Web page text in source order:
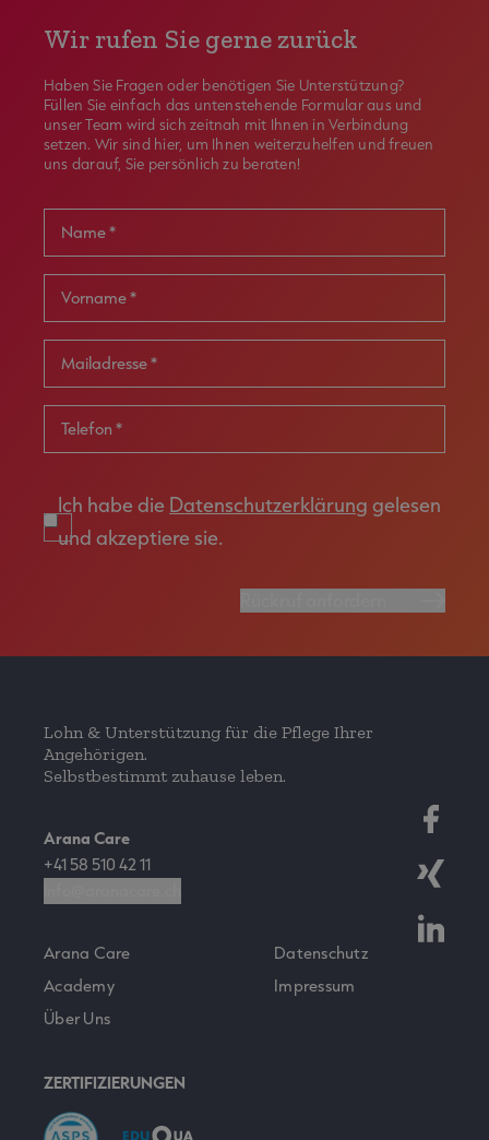
Wir rufen Sie gerne zurück
Haben Sie Fragen oder benötigen Sie Unterstützung?
Füllen Sie einfach das untenstehende Formular aus und
unser Team wird sich zeitnah mit Ihnen in Verbindung
setzen. Wir sind hier, um Ihnen weiterzuhelfen und freuen
uns darauf, Sie persönlich zu beraten!
Name *
Vorname *
Mailadresse *
Telefon *
Ich habe die Datenschutzerklärung gelesen
und akzeptiere sie.
Lohn & Unterstützung für die Pflege Ihrer
Angehörigen.
Selbstbestimmt zuhause leben.
Arana Care
Academy
Über Uns
Datenschutz
Impressum
Arana Care
+41 58 510 42 11
ZERTIFIZIERUNGEN